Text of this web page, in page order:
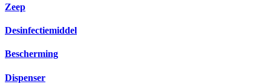
Zeep
Desinfectiemiddel
Bescherming
Dispenser